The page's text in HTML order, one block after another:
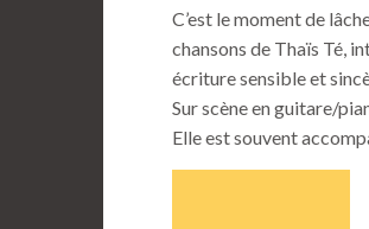
C’est le moment de
chansons de Thaïs Té,
écriture sensible et
Sur scène en guitare/
Elle est souvent